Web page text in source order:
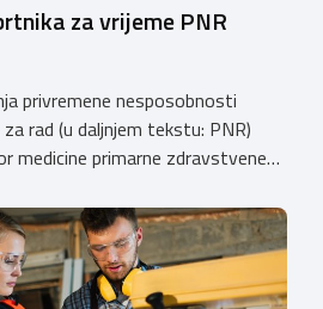
za vrijeme PNR
privremene nesposobnosti
rad (u daljnjem tekstu: PNR)
medicine primarne zdravstvene
Razdoblje PNR za koje
na naknadu plaće u skladu sa
zdravstvenom osiguranju
80/13, 137/13, 98/19, 33/23,